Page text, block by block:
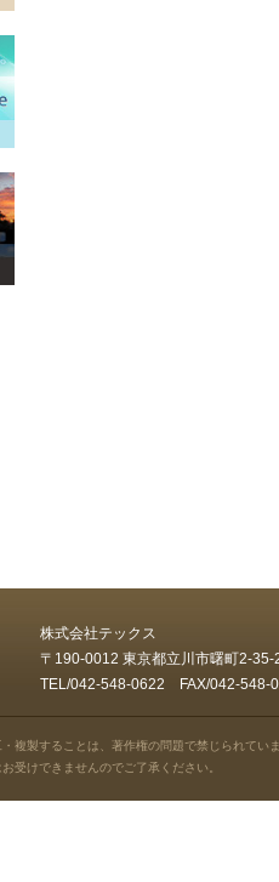
株式会社テックス
〒190-0012 東京都立川市曙町2-
TEL/042-548-0622 FAX/042-548-
複製することは、著作権の問題で禁じられてい
受けできませんのでご了承ください。